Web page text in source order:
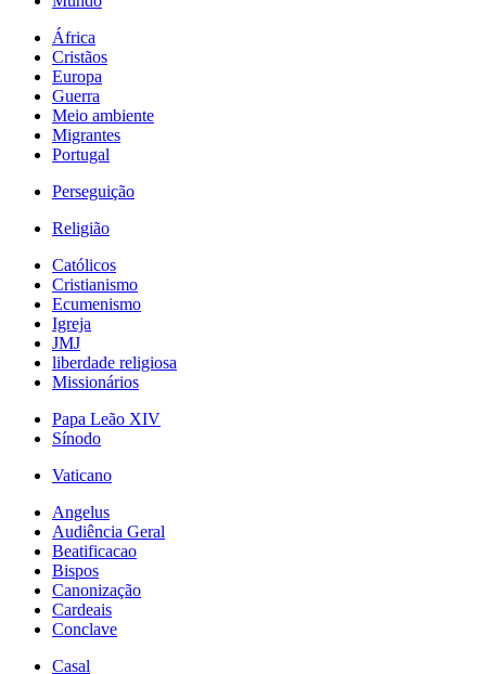
África
Cristãos
Europa
Guerra
Meio ambiente
Migrantes
Portugal
Perseguição
Religião
Católicos
Cristianismo
Ecumenismo
Igreja
JMJ
liberdade religiosa
Missionários
Papa Leão XIV
Sínodo
Vaticano
Angelus
Audiência Geral
Beatificacao
Bispos
Canonização
Cardeais
Conclave
Casal